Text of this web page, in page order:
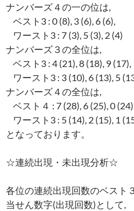
ナンバーズ４の一の位は,
ベスト3 : 0 (8), 3 (6), 6 (6),
ワースト3 : 7 (3), 5 (3), 2 (4)
ナンバーズ３の全位は,
ベスト3 : 4 (21), 8 (18), 9 (17),
ワースト3 : 3 (10), 6 (13), 5
ナンバーズ４の全位は,
ベスト４ : 7 (28), 6 (25), 0
ワースト3 : 5 (14), 2 (15), 1
となっております。
☆連続出現・未出現分析☆
各位の連続出現回数のベスト
当せん数字(出現回数)として,